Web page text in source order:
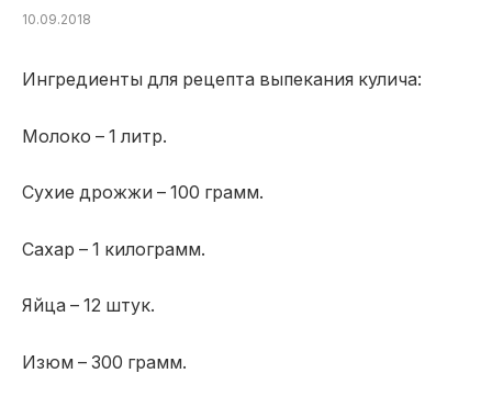
10.09.2018
Ингредиенты для рецепта выпекания кулича:
Молоко – 1 литр.
Сухие дрожжи – 100 грамм.
Сахар – 1 килограмм.
Яйца – 12 штук.
Изюм – 300 грамм.